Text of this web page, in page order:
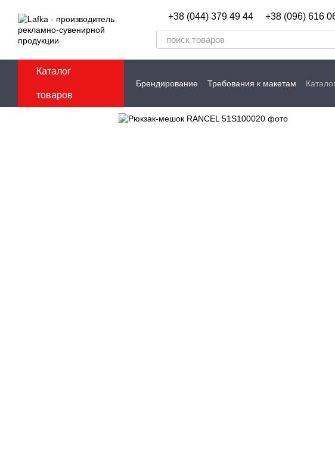
+38 (044) 379 49 44 +38 (096) 616
Каталог
товаров
Брендирование Требования к макетам